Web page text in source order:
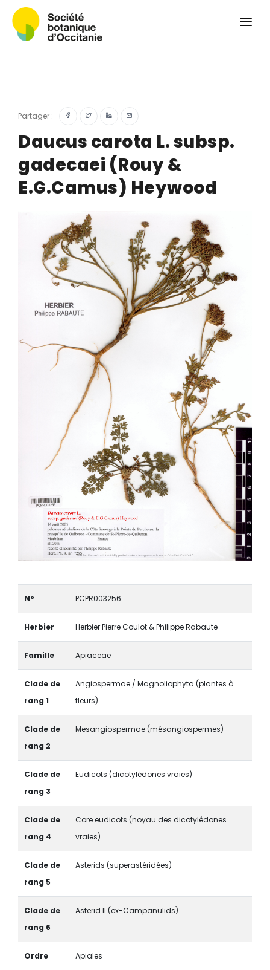
Herbier PCPR
Ressources
Actualités et calendrier
Partager :
Daucus carota L. subsp.
gadecaei (Rouy &
E.G.Camus) Heywood
N° PCPR003256
Herbier Herbier Pierre Coulot & Philippe Rabaute
Famille Apiaceae
Clade de
rang 1
Angiospermae / Magnoliophyta (plantes à
fleurs)
Clade de
rang 2
Mesangiospermae (mésangiospermes)
Clade de
rang 3
Eudicots (dicotylédones vraies)
Clade de
rang 4
Core eudicots (noyau des dicotylédones
vraies)
Clade de
rang 5
Asterids (superastéridées)
Clade de
rang 6
Asterid II (ex-Campanulids)
Ordre Apiales